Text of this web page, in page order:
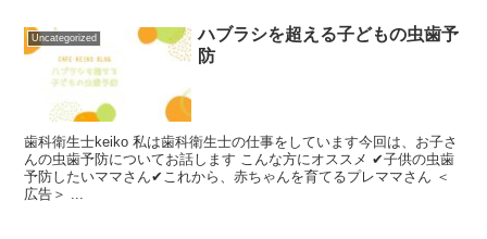
Uncategorized
ハブラシを超える子どもの虫歯予
防
歯科衛生士keiko 私は歯科衛生士の仕事をしています今回は、お子さ
んの虫歯予防についてお話します こんな方にオススメ ✔子供の虫歯
予防したいママさん✔これから、赤ちゃんを育てるプレママさん ＜
広告＞ ...